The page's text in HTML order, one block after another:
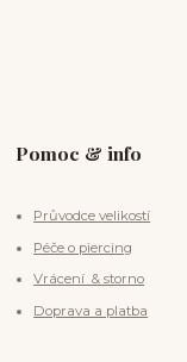
Pomoc & info
Průvodce velikostí
Péče o piercing
Vrácení & storno
Doprava a platba